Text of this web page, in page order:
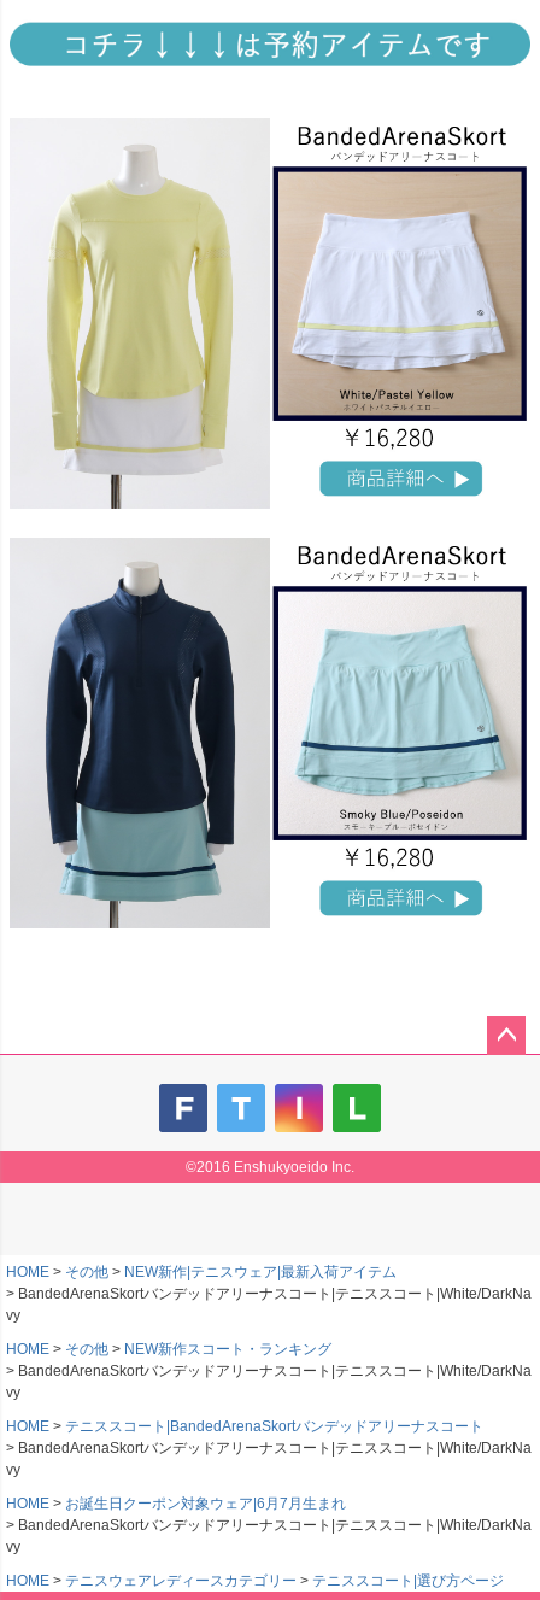
©2016 Enshukyoeido Inc.
HOME その他
NEW新作|テニスウェア|最新入荷アイテム
BandedArenaSkortバンデッドアリーナスコート|テニススコート|White/DarkNa
vy
HOME
その他
NEW新作スコート・ランキング
BandedArenaSkortバンデッドアリーナスコート|テニススコート|White/DarkNa
vy
HOME
テニススコート|BandedArenaSkortバンデッドアリーナスコート
BandedArenaSkortバンデッドアリーナスコート|テニススコート|White/DarkNa
vy
HOME
お誕生日クーポン対象ウェア|6月7月生まれ
BandedArenaSkortバンデッドアリーナスコート|テニススコート|White/DarkNa
vy
HOME
テニスウェアレディースカテゴリー
テニススコート|選び方ページ